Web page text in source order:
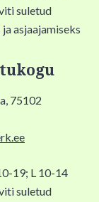
suletud
asjaajamiseks
75102
19; L 10-14
suletud